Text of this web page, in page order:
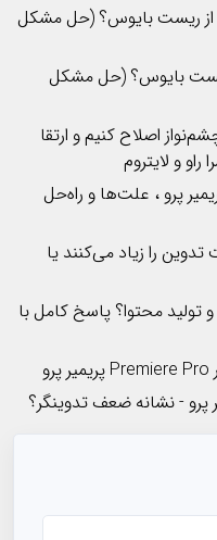
از ریست بایوس؟ (حل مشکل
ریست بایوس؟ (حل مشکل
اصلاح کنیم و ارتقا
و لایتروم
در ۹۹٪ یا ۱۰۰٪ در پریمیر پرو ، علت‌ها و راه‌حل
را زیاد می‌کنند یا
تولید محتوا؟ پاسخ کامل با
پرو - نشانه ضعف تدوینگر؟